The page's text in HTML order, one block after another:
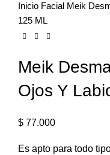
Inicio Facial Meik
125 ML
Meik
Ojos Y
$ 77.000
Es apto para todo